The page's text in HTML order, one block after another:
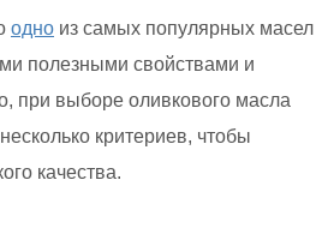
одно из самых популярных масел
полезными свойствами и
при выборе оливкового масла
критериев, чтобы
качества.